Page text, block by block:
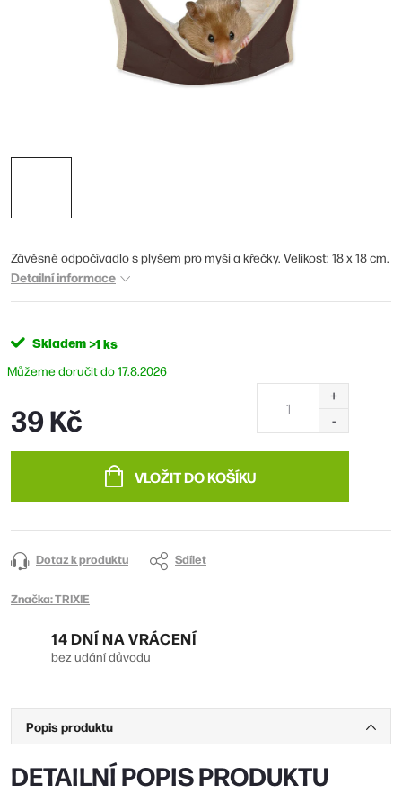
Závěsné odpočívadlo s plyšem pro myši a křečky. Velikost: 18 x 18 cm.
Detailní informace
Skladem>1 ks
17.8.2026
39 Kč
VLOŽIT DO KOŠÍKU
Dotaz k produktu Sdílet
Značka:TRIXIE
14 DNÍ NA VRÁCENÍ
bez udání důvodu
Popis produktu
DETAILNÍ POPIS PRODUKTU